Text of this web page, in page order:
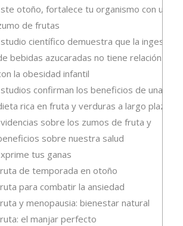
otoño, fortalece tu organismo con un
de frutas
científico demuestra que la ingesta
bebidas azucaradas no tiene relación
la obesidad infantil
confirman los beneficios de una
rica en fruta y verduras a largo plazo
sobre los zumos de fruta y
sobre nuestra salud
tus ganas
de temporada en otoño
para combatir la ansiedad
y menopausia: bienestar natural
el manjar perfecto